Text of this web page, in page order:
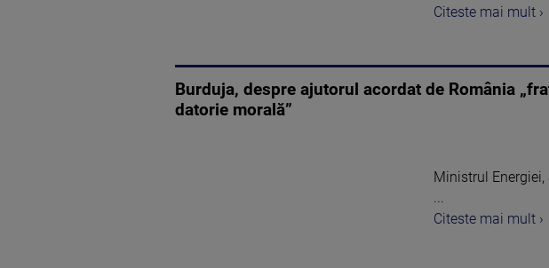
Citeste mai mult ›
Burduja, despre ajutorul acordat de România
datorie morală”
Ministrul
Citeste mai mult ›